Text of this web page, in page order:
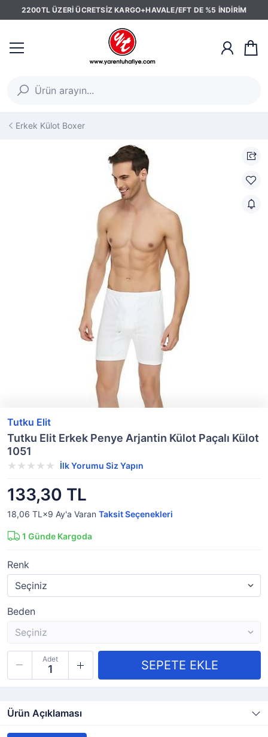
2200TL ÜZERİ ÜCRETSİZ KARGO+HAVALE/EFT DE %5 İNDİRİM
Erkek Külot Boxer
Tutku Elit
Tutku Elit Erkek Penye Arjantin Külot Paçalı Külot
1051
İlk Yorumu Siz Yapın
133,30 TL
18,06 TL×9 Ay'a Varan Taksit Seçenekleri
1 Günde Kargoda
Renk
Beden
Adet
Ürün Açıklaması